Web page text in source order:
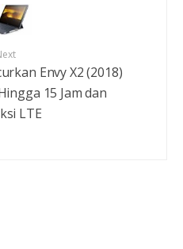
Envy X2 (2018)
15 Jam dan
LTE